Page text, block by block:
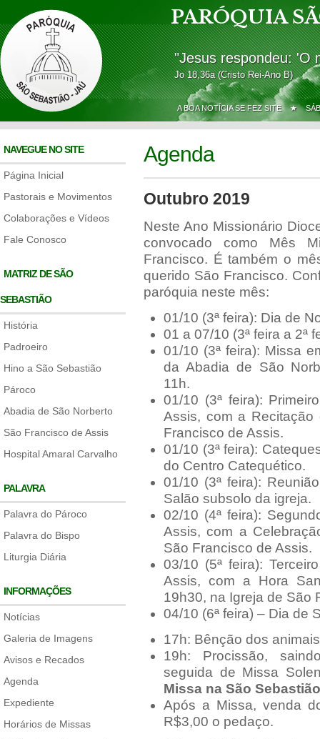
PARÓQUIA
"Jesus respondeu: 'O
Jo 18,36a (Cristo Rei-Ano B)
A BOA NOTÍCIA SE FEZ SITE ★
NAVEGUE NO SITE
Página Inicial
Pastorais e Movimentos
Colaborações e Vídeos
Fale Conosco
MATRIZ DE SÃO
SEBASTIÃO
História
Padroeiro
Hino a São Sebastião
Pároco
Abadia de São Norberto
São Francisco de Assis
Hospital Amaral Carvalho
PALAVRA
Palavra do Pároco
Palavra do Bispo
Liturgia Diária
INFORMAÇÕES
Notícias
Galeria de Imagens
Avisos e Recados
Agenda
Expediente
Horários de Missas
Agenda
Outubro 2019
Neste Ano Missionário
convocado como Mês
Francisco. É também o
querido São Francisco.
paróquia neste mês:
01/10 (3ª feira): Dia de
01 a 07/10 (3ª feira a 2ª
01/10 (3ª feira): Missa
da Abadia de São
11h.
01/10 (3ª feira):
Assis, com a
Francisco de Assis.
01/10 (3ª feira):
do Centro Catequético.
01/10 (3ª feira):
Salão subsolo da igreja.
02/10 (4ª feira):
Assis, com a
São Francisco de Assis.
03/10 (5ª feira):
Assis, com a Hora
19h30, na Igreja de São
04/10 (6ª feira) – Dia de
17h: Bênção dos
19h: Procissão,
seguida de Missa
Missa na São
Após a Missa, venda
R$3,00 o pedaço.